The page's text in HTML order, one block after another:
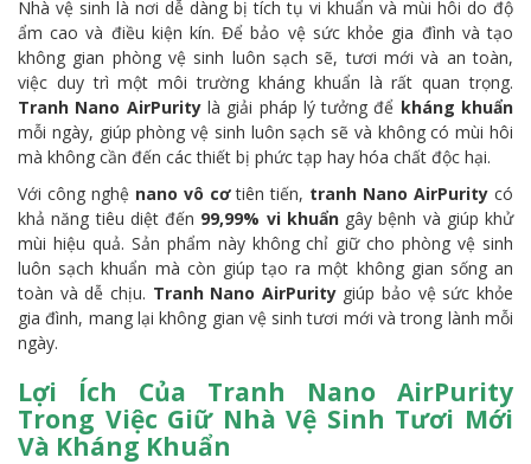
Nhà vệ sinh là nơi dễ dàng bị tích tụ vi khuẩn và mùi hôi do độ
ẩm cao và điều kiện kín. Để bảo vệ sức khỏe gia đình và tạo
không gian phòng vệ sinh luôn sạch sẽ, tươi mới và an toàn,
việc duy trì một môi trường kháng khuẩn là rất quan trọng.
Tranh Nano AirPuritylà giải pháp lý tưởng để kháng khuẩn
mỗi ngày, giúp phòng vệ sinh luôn sạch sẽ và không có mùi hôi
mà không cần đến các thiết bị phức tạp hay hóa chất độc hại.
Với công nghệ nano vô cơtiên tiến, tranh Nano AirPurity có
khả năng tiêu diệt đến 99,99% vi khuẩngây bệnh và giúp khử
mùi hiệu quả. Sản phẩm này không chỉ giữ cho phòng vệ sinh
luôn sạch khuẩn mà còn giúp tạo ra một không gian sống an
toàn và dễ chịu. Tranh Nano AirPuritygiúp bảo vệ sức khỏe
gia đình, mang lại không gian vệ sinh tươi mới và trong lành mỗi
ngày.
Lợi Ích Của Tranh Nano AirPurity
Trong Việc Giữ Nhà Vệ Sinh Tươi Mới
Và Kháng Khuẩn